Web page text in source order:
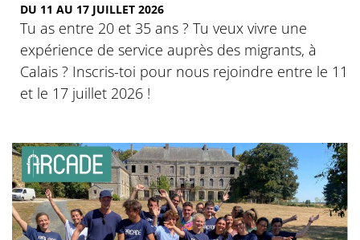
DU 11 AU 17 JUILLET 2026
Tu as entre 20 et 35 ans ? Tu veux vivre une
expérience de service auprès des migrants, à
Calais ? Inscris-toi pour nous rejoindre entre le 11
et le 17 juillet 2026 !